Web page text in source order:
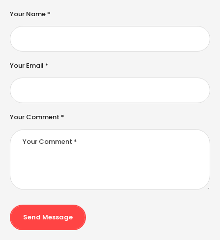
Your Comment *
Your Name *
Your Email *
Send Message
e
n
a
ti
e